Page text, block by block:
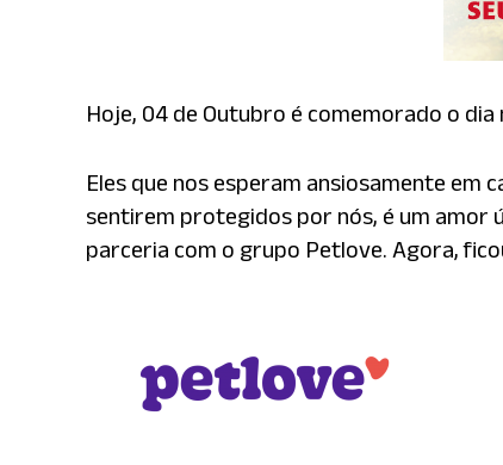
Hoje, 04 de Outubro é comemorado o
Eles que nos esperam ansiosamente em
sentirem protegidos por nós, é um amor
parceria com o grupo Petlove. Agora,